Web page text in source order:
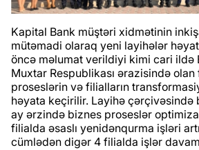
Kapital Bank müştəri xidmətinin
mütəmadi olaraq yeni layihələr
öncə məlumat verildiyi kimi cari ildə
Muxtar Respublikası ərazisində
proseslərin və filialların
həyata keçirilir. Layihə çərçivəsində
ay ərzində biznes proseslər
filialda əsaslı yenidənqurma işləri
cümlədən digər 4 filialda işlər